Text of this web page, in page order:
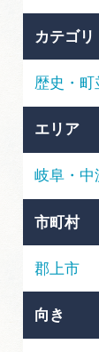
ぎふ
早わ
買い
体験
岐阜
岐阜
岐阜
カテゴリ
歴史・町
エリア
岐阜・中
市町村
郡上市
向き